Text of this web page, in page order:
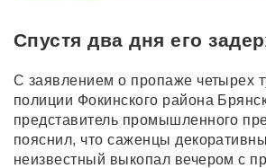
Спустя два дня его
С заявлением о пропаже четырех
полиции Фокинского района
представитель промышленного
пояснил, что саженцы
неизвестный выкопал вечером с